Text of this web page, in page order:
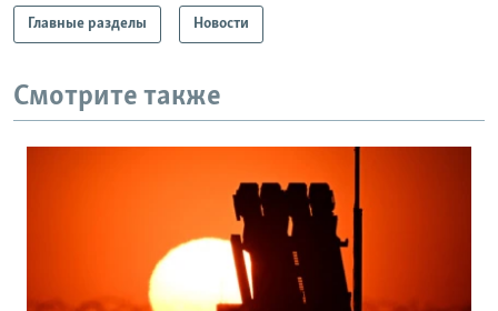
Главные разделы Новости
Смотрите также